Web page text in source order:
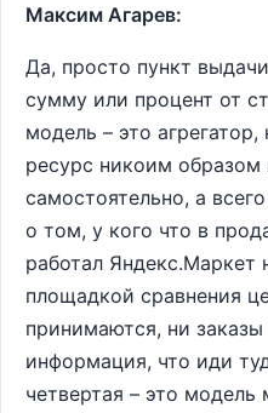
Максим Агарев:
Да, просто пункт
сумму или процент от
модель – это
ресурс никоим образом
самостоятельно, а
о том, у кого что в
работал Яндекс.Маркет
площадкой сравнения
принимаются, ни
информация, что иди
четвертая – это модель